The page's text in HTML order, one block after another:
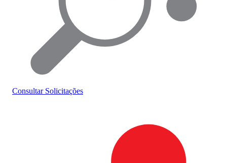
Consultar Solicitações